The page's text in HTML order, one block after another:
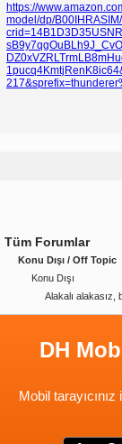
https://
model/dp/
Tüm Forumlar
Konu Dışı / Off Topic
Konu Dışı
Alakalı alakasız,
DH
Mobil